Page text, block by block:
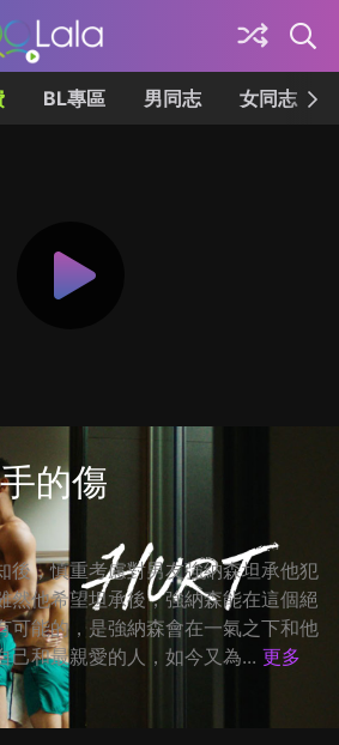
BL專區 男同志 女同志
的傷
後，慎重考慮對男友強納森坦承他犯
然他希望坦承後，強納森能在這個絕
可能的，是強納森會在一氣之下和他
己和最親愛的人，如今又為... 更多